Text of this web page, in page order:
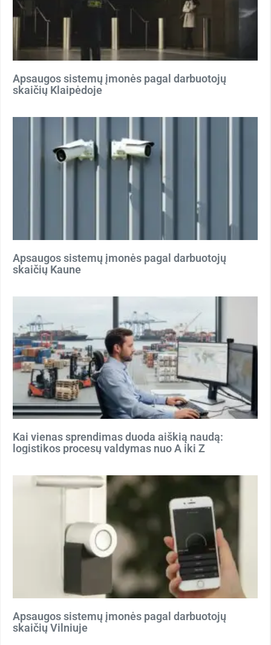
Apsaugos sistemų įmonės pagal darbuotojų
skaičių Klaipėdoje
Apsaugos sistemų įmonės pagal darbuotojų
skaičių Kaune
Kai vienas sprendimas duoda aiškią naudą:
logistikos procesų valdymas nuo A iki Z
Apsaugos sistemų įmonės pagal darbuotojų
skaičių Vilniuje